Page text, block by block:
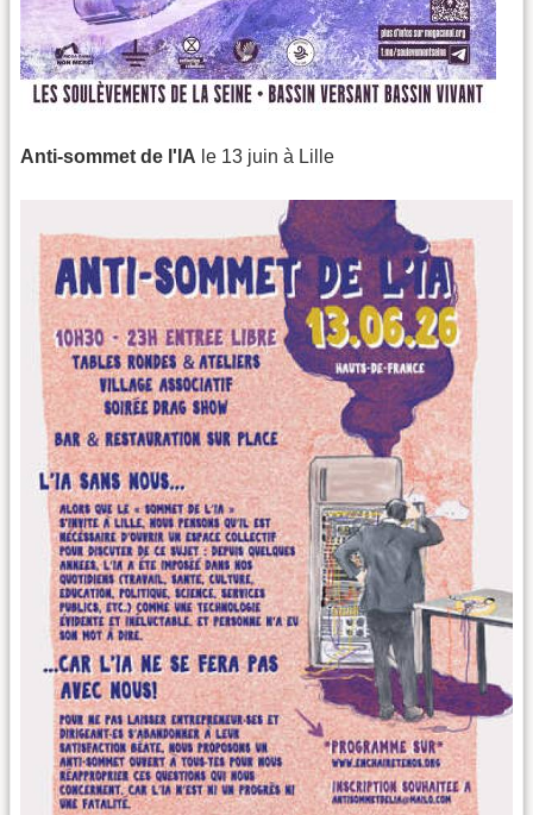
Anti-sommet de l'IA le 13 juin à Lille